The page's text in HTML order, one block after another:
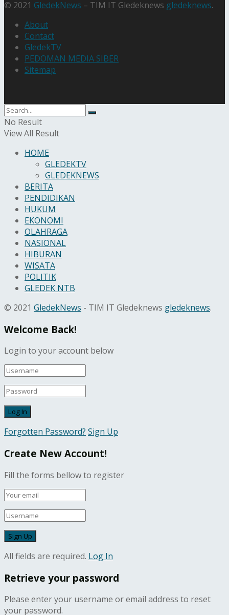
© 2021 GledekNews – TIM IT Gledeknews gledeknews.
About
Contact
GledekTV
PEDOMAN MEDIA SIBER
Sitemap
No Result
View All Result
HOME
GLEDEKTV
GLEDEKNEWS
BERITA
PENDIDIKAN
HUKUM
EKONOMI
OLAHRAGA
NASIONAL
HIBURAN
WISATA
POLITIK
GLEDEK NTB
© 2021 GledekNews - TIM IT Gledeknews gledeknews.
Welcome Back!
Login to your account below
Forgotten Password? Sign Up
Create New Account!
Fill the forms bellow to register
All fields are required. Log In
Retrieve your password
Please enter your username or email address to reset
your password.